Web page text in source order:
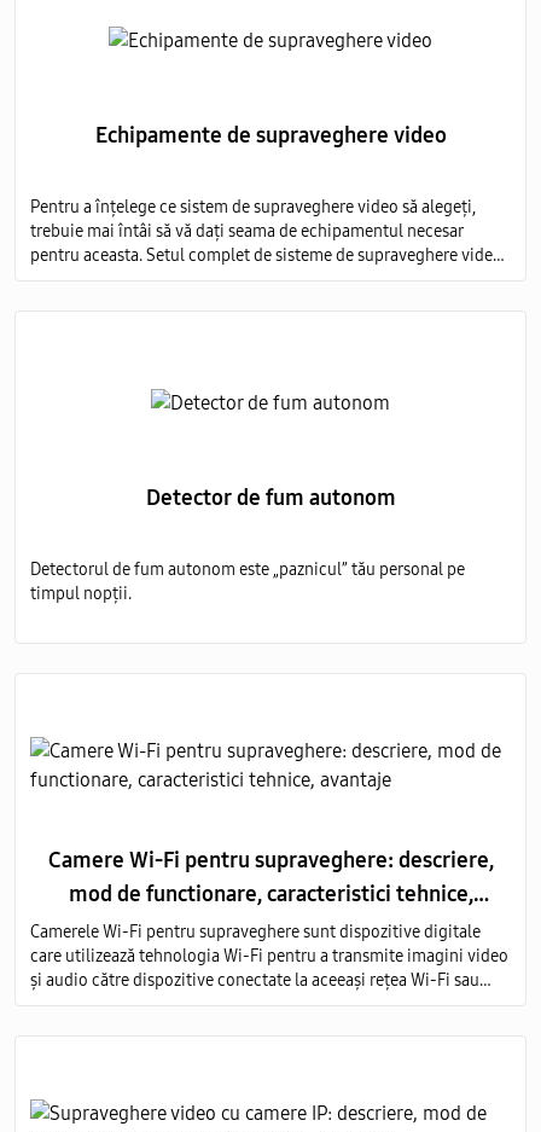
Echipamente de supraveghere video
Pentru a înțelege ce sistem de supraveghere video să alegeți,
trebuie mai întâi să vă dați seama de echipamentul necesar
pentru aceasta. Setul complet de sisteme de supraveghere video
include mai multe elemente obligatorii:
Detector de fum autonom
Detectorul de fum autonom este „paznicul” tău personal pe
timpul nopții.
Camere Wi-Fi pentru supraveghere: descriere,
mod de functionare, caracteristici tehnice,
avantaje
Camerele Wi-Fi pentru supraveghere sunt dispozitive digitale
care utilizează tehnologia Wi-Fi pentru a transmite imagini video
și audio către dispozitive conectate la aceeași rețea Wi-Fi sau
prin intermediul internetului.